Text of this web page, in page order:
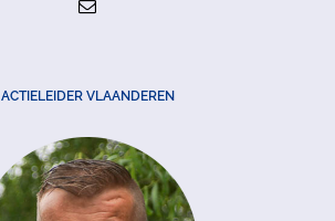
ACTIELEIDER VLAANDEREN